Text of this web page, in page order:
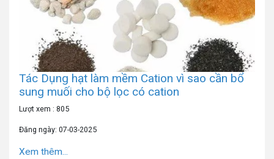
Tác Dụng hạt làm mềm Cation vì sao cần bổ
sung muối cho bộ lọc có cation
Lượt xem : 805
Đăng ngày: 07-03-2025
Xem thêm...